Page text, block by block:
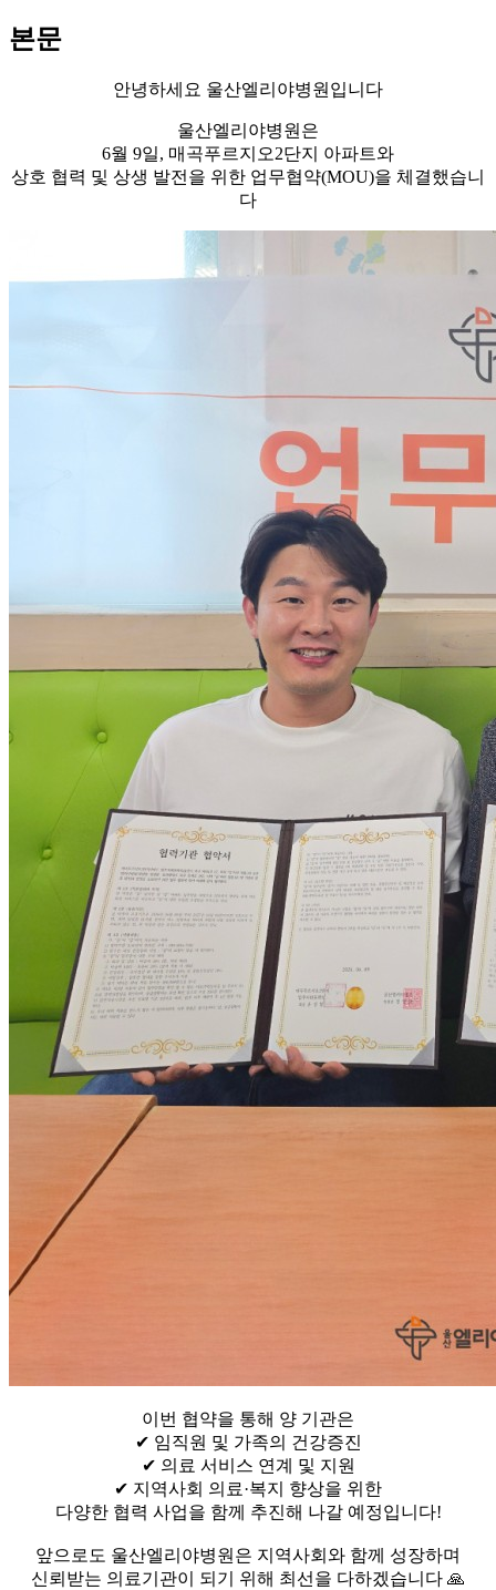
본문
안녕하세요 울산엘리야병원입니다
울산엘리야병원은
6월 9일, 매곡푸르지오2단지 아파트와
상호 협력 및 상생 발전을 위한 업무협약(MOU)을 체결했습니
다
이번 협약을 통해 양 기관은
✔ 임직원 및 가족의 건강증진
✔ 의료 서비스 연계 및 지원
✔ 지역사회 의료·복지 향상을 위한
다양한 협력 사업을 함께 추진해 나갈 예정입니다!
앞으로도 울산엘리야병원은 지역사회와 함께 성장하며
신뢰받는 의료기관이 되기 위해 최선을 다하겠습니다 🙏